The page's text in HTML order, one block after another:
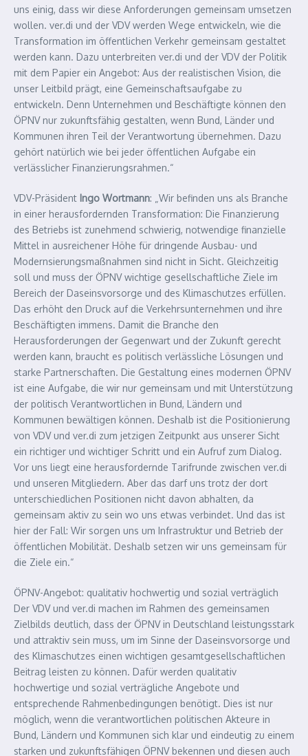
uns einig, dass wir diese Anforderungen gemeinsam umsetzen
wollen. ver.di und der VDV werden Wege entwickeln, wie die
Transformation im öffentlichen Verkehr gemeinsam gestaltet
werden kann. Dazu unterbreiten ver.di und der VDV der Politik
mit dem Papier ein Angebot: Aus der realistischen Vision, die
unser Leitbild prägt, eine Gemeinschaftsaufgabe zu
entwickeln. Denn Unternehmen und Beschäftigte können den
ÖPNV nur zukunftsfähig gestalten, wenn Bund, Länder und
Kommunen ihren Teil der Verantwortung übernehmen. Dazu
gehört natürlich wie bei jeder öffentlichen Aufgabe ein
verlässlicher Finanzierungsrahmen.“
VDV-Präsident Ingo Wortmann: „Wir befinden uns als Branche
in einer herausfordernden Transformation: Die Finanzierung
des Betriebs ist zunehmend schwierig, notwendige finanzielle
Mittel in ausreichener Höhe für dringende Ausbau- und
Modernsierungsmaßnahmen sind nicht in Sicht. Gleichzeitig
soll und muss der ÖPNV wichtige gesellschaftliche Ziele im
Bereich der Daseinsvorsorge und des Klimaschutzes erfüllen.
Das erhöht den Druck auf die Verkehrsunternehmen und ihre
Beschäftigten immens. Damit die Branche den
Herausforderungen der Gegenwart und der Zukunft gerecht
werden kann, braucht es politisch verlässliche Lösungen und
starke Partnerschaften. Die Gestaltung eines modernen ÖPNV
ist eine Aufgabe, die wir nur gemeinsam und mit Unterstützung
der politisch Verantwortlichen in Bund, Ländern und
Kommunen bewältigen können. Deshalb ist die Positionierung
von VDV und ver.di zum jetzigen Zeitpunkt aus unserer Sicht
ein richtiger und wichtiger Schritt und ein Aufruf zum Dialog.
Vor uns liegt eine herausfordernde Tarifrunde zwischen ver.di
und unseren Mitgliedern. Aber das darf uns trotz der dort
unterschiedlichen Positionen nicht davon abhalten, da
gemeinsam aktiv zu sein wo uns etwas verbindet. Und das ist
hier der Fall: Wir sorgen uns um Infrastruktur und Betrieb der
öffentlichen Mobilität. Deshalb setzen wir uns gemeinsam für
die Ziele ein.“
ÖPNV-Angebot: qualitativ hochwertig und sozial verträglich
Der VDV und ver.di machen im Rahmen des gemeinsamen
Zielbilds deutlich, dass der ÖPNV in Deutschland leistungsstark
und attraktiv sein muss, um im Sinne der Daseinsvorsorge und
des Klimaschutzes einen wichtigen gesamtgesellschaftlichen
Beitrag leisten zu können. Dafür werden qualitativ
hochwertige und sozial verträgliche Angebote und
entsprechende Rahmenbedingungen benötigt. Dies ist nur
möglich, wenn die verantwortlichen politischen Akteure in
Bund, Ländern und Kommunen sich klar und eindeutig zu einem
starken und zukunftsfähigen ÖPNV bekennen und diesen auch